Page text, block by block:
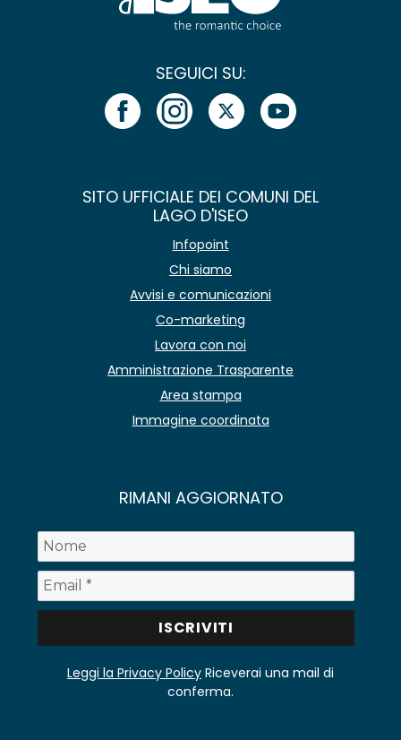
SEGUICI SU:
SITO UFFICIALE DEI COMUNI DEL
LAGO D'ISEO
Infopoint
Chi siamo
Avvisi e comunicazioni
Co-marketing
Lavora con noi
Amministrazione Trasparente
Area stampa
Immagine coordinata
RIMANI AGGIORNATO
Leggi la Privacy Policy Riceverai una mail di
conferma.